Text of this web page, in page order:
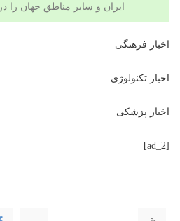
ایران و سایر مناطق جهان را در
اخبار فرهنگی
اخبار تکنولوژی
اخبار پزشکی
[ad_2]